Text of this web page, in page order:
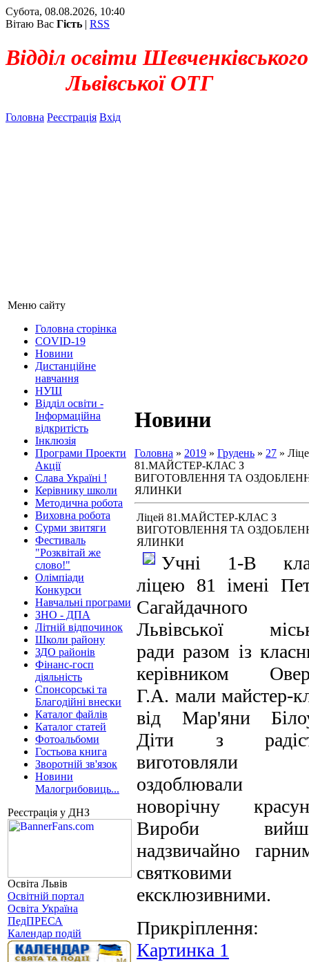
Субота, 08.08.2026, 10:40
Вітаю Вас Гість | RSS
Відділ освіти
Львівської ОТГ
Головна Реєстрація Вхід
Меню сайту
Головна сторінка
COVID-19
Новини
Дистанційне
навчання
НУШ
Відділ освіти -
Інформаційна
відкритість
Інклюзія
Програми Проекти
Акції
Слава Україні !
Керівнику школи
Методична робота
Виховна робота
Сурми звитяги
Фестиваль
"Розквітай же
слово!"
Олімпіади
Конкурси
Навчальні програми
ЗНО - ДПА
Літній відпочинок
Школи району
ЗДО районів
Фінанс-госп
діяльність
Спонсорські та
Благодійні внески
Каталог файлів
Каталог статей
Фотоальбоми
Гостьова книга
Зворотній зв'язок
Новини
Малогрибовиць...
Реєстрація у ДНЗ
Освіта Львів
Освітній портал
Освіта Україна
ПедПРЕСА
Календар подій
Новини
Головна » 2019 » Грудень » 27 »
81.МАЙСТЕР-КЛАС З
ВИГОТОВЛЕННЯ ТА
ЯЛИНКИ
Ліцей 81.МАЙСТЕР-КЛАС З
ВИГОТОВЛЕННЯ ТА
ЯЛИНКИ
Учні 1-В
ліцею 81 імені
Сагайдачного
Львівської
ради разом із
керівником
Г.А. мали майстер-
від Мар'яни
Діти з
оздоблювали
новорічну
Вироби
надзвичайно
святковими
ексклюзивними.
Прикріплення:
Картинка 1